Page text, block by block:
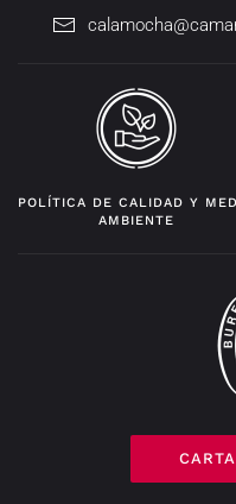
POLÍTICA DE CALIDAD Y
AMBIENTE